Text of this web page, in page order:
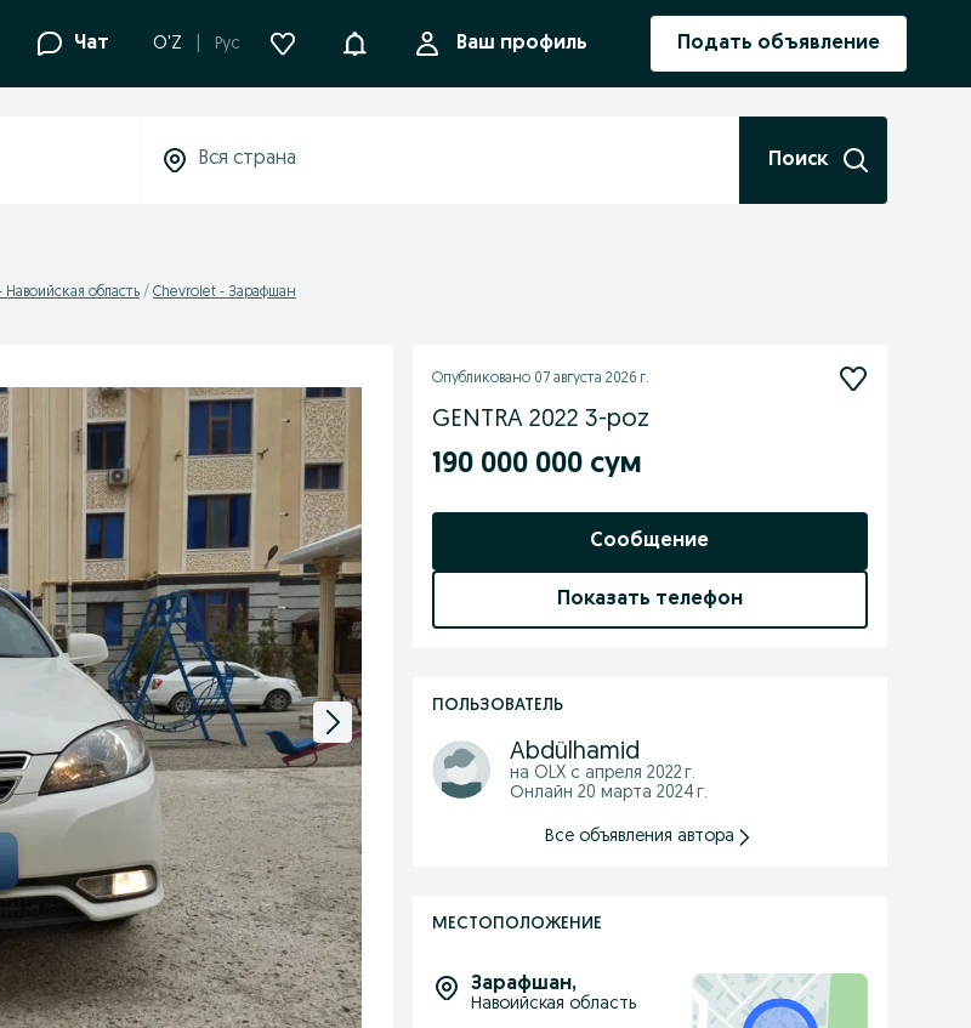
Чат O'Z Рус УведомленияВаш профиль Подать объявление
Поиск
область Chevrolet - Зарафшан
Опубликовано 07 августа 2026 г.
GENTRA 2022 3-poz
190 000 000 сум
Сообщение
Показать телефон
ПОЛЬЗОВАТЕЛЬ
Abdülhamid
на OLX с апреля 2022 г.
Онлайн 20 марта 2024 г.
Все объявления автора
МЕСТОПОЛОЖЕНИЕ
Зарафшан,
Навоийская область